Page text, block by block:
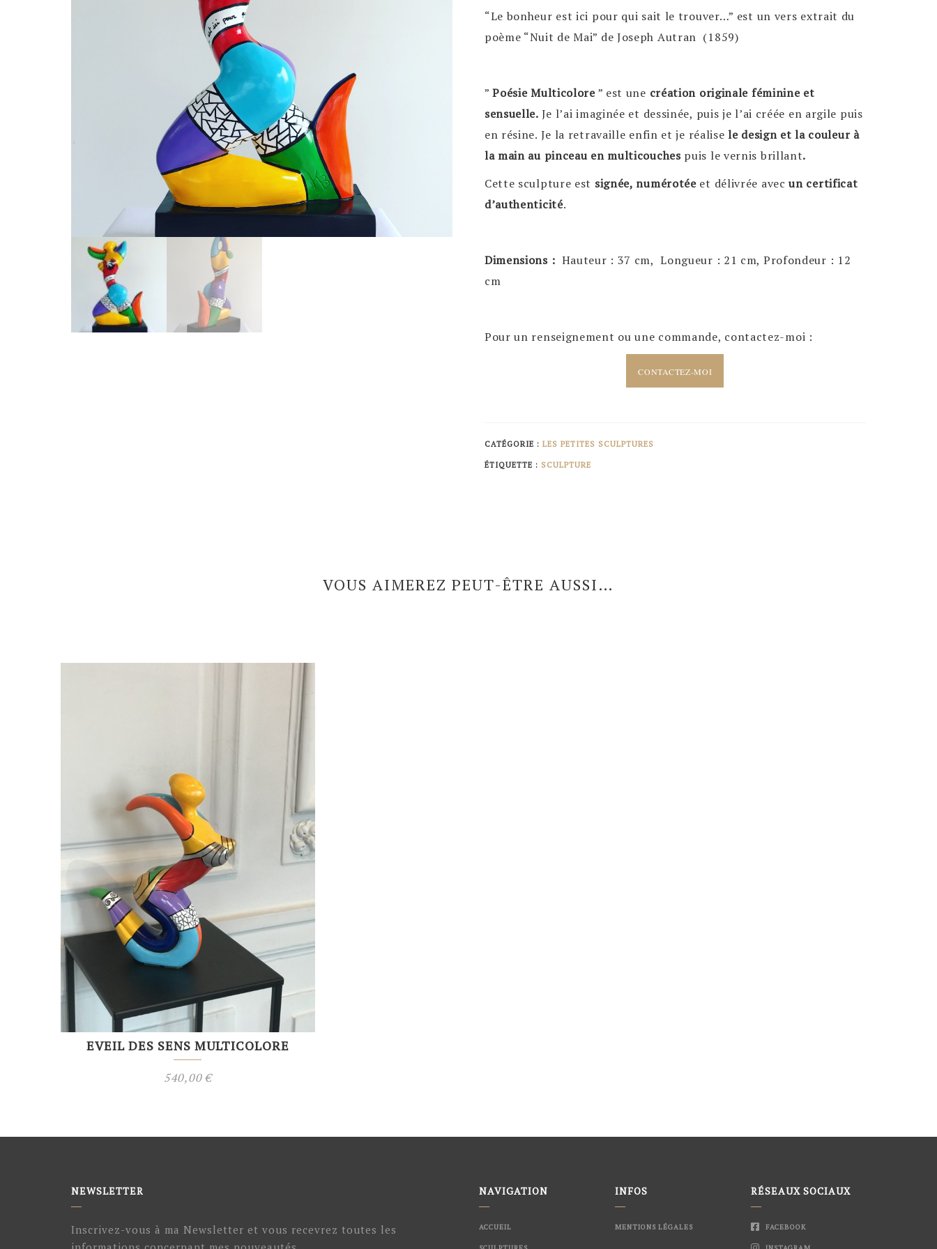
“Le bonheur est ici pour qui sait le trouver…” est un vers extrait du
poème “Nuit de Mai” de Joseph Autran (1859)
”Poésie Multicolore” est une création originale féminine et
sensuelle. Je l’ai imaginée et dessinée, puis je l’ai créée en argile puis
en résine. Je la retravaille enfin etje réalisele design et la couleur à
la main au pinceau en multicouches puis le vernis brillant.
Cette sculpture est signée, numérotéeet délivrée avec un certificat
d’authenticité.
Dimensions : Hauteur : 37 cm, Longueur : 21 cm, Profondeur : 12
cm
Pour un renseignement ou une commande, contactez-moi :
CONTACTEZ-MOI
CATÉGORIE : LES PETITES SCULPTURES
ÉTIQUETTE : SCULPTURE
VOUS AIMEREZ PEUT-ÊTRE AUSSI…
EVEIL DES SENS MULTICOLORE
540,00€
NEWSLETTER
Inscrivez-vous à ma Newsletter et vous recevrez toutes les
NAVIGATION
ACCUEIL
INFOS
MENTIONS LÉGALES
RÉSEAUX SOCIAUX
FACEBOOK